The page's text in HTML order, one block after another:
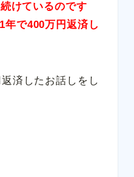
けているのです
年で400万円返済し
済したお話しをし